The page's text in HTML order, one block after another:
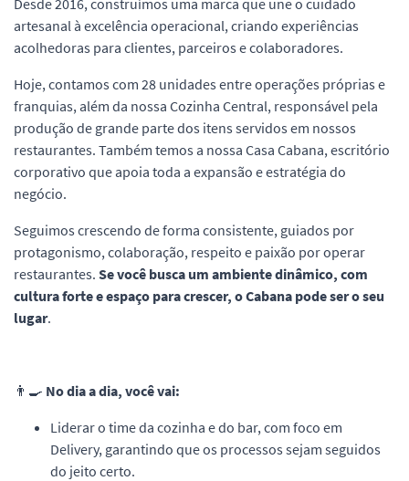
artesanal à excelência operacional, criando experiências
acolhedoras para clientes, parceiros e colaboradores.
Hoje, contamos com 28 unidades entre operações próprias e
franquias, além da nossa Cozinha Central, responsável pela
produção de grande parte dos itens servidos em nossos
restaurantes. Também temos a nossa Casa Cabana, escritório
corporativo que apoia toda a expansão e estratégia do
negócio.
Seguimos crescendo de forma consistente, guiados por
protagonismo, colaboração, respeito e paixão por operar
restaurantes. Se você busca um ambiente dinâmico, com
cultura forte e espaço para crescer, o Cabana pode ser o seu
lugar.
👨‍🍳 No dia a dia, você vai:
Liderar o time da cozinha e do bar, com foco em
Delivery, garantindo que os processos sejam seguidos
do jeito certo.